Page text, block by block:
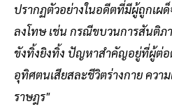
ปรากฏตัวอย่างในอดีตที่มีผู้ถูกเผ
ลงโทษ เช่น กรณีขบวนการสันติ
ขังทิ้งยิงทิ้ง ปัญหาสำคัญอยู่ที่ผู้ต่อ
อุทิศตนเสียสละชีวิตร่างกาย ควา
ราษฎร"